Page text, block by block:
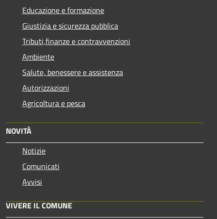
Educazione e formazione
Giustizia e sicurezza pubblica
Tributi,finanze e contravvenzioni
Ambiente
Salute, benessere e assistenza
Autorizzazioni
Agricoltura e pesca
NOVITÀ
Notizie
Comunicati
Avvisi
VIVERE IL COMUNE